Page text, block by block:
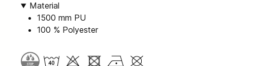
Material
1500 mm PU
100 % Polyester